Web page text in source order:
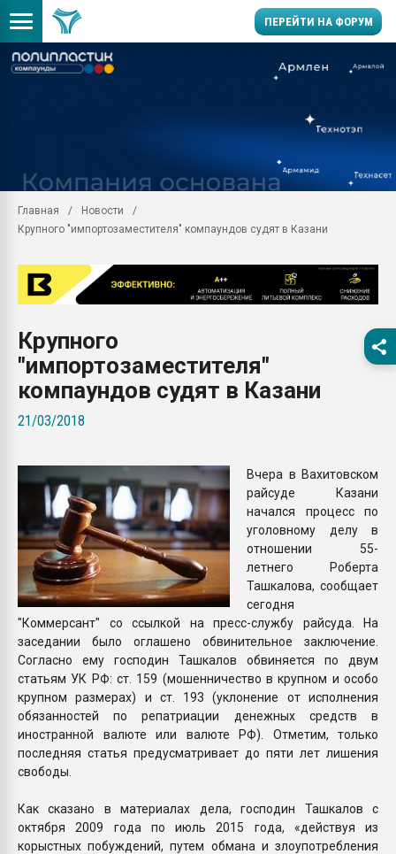
ПЕРЕЙТИ НА ФОРУМ
заводу пластмасс"
ППЭ
Подмосковье, Москва
28.07.2026
28.07.2026
ПЕРЕЙТИ НА
Главная
Новости
Крупного "импортозаместителя" компаундов судят в Казани
Крупного
"импортозаместителя"
компаундов судят в Казани
21/03/2018
Вчера в Вахитовском
райсуде Казани
начался процесс по
уголовному делу в
отношении 55-
летнего Роберта
Ташкалова, сообщает
сегодня
"Коммерсант" со ссылкой на пресс-службу райсуда. На
заседании было оглашено обвинительное заключение.
Согласно ему господин Ташкалов обвиняется по двум
статьям УК РФ: ст. 159 (мошенничество в крупном и особо
крупном размерах) и ст. 193 (уклонение от исполнения
обязанностей по репатриации денежных средств в
иностранной валюте или валюте РФ). Отметим, только
последняя статья предусматривает до пяти лет лишения
свободы.
Как сказано в материалах дела, господин Ташкалов с
октября 2009 года по июль 2015 года, «действуя из
корыстных побуждений, путем обмана и злоупотребления